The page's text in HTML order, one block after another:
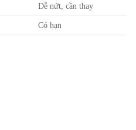
Dễ nứt, cần thay
Có hạn